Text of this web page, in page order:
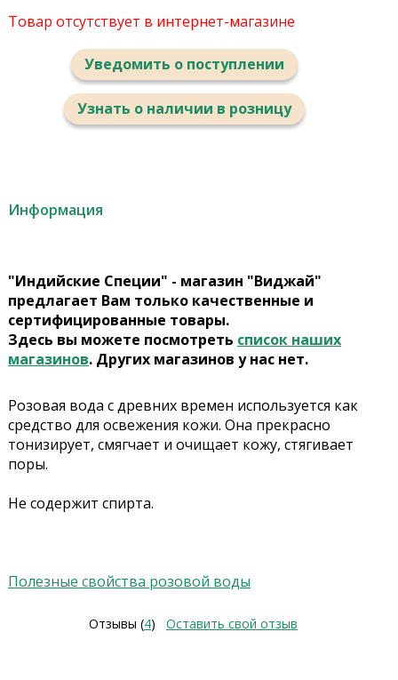
Товар отсутствует в интернет-магазине
Уведомить о поступлении
Узнать о наличии в розницу
Информация
"Индийские Специи" - магазин "Виджай"
предлагает Вам только качественные и
сертифицированные товары.
Здесь вы можете посмотреть список наших
магазинов. Других магазинов у нас нет.
Розовая вода с древних времен используется как
средство для освежения кожи. Она прекрасно
тонизирует, смягчает и очищает кожу, стягивает
поры.
Не содержит спирта.
Полезные свойства розовой воды
Отзывы (4) Оставить свой отзыв